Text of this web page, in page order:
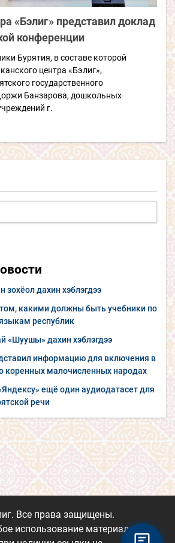
«Бэлиг» представил доклад
конференции
Бурятия, в составе которой
центра «Бэлиг»,
государственного
Банзарова, дошкольных
г.
зохёол дахин хэблэгдээ
какими должны быть учебники по
республик
«Шуушы» дахин хэблэгдээ
информацию для включения в
коренных малочисленных народах
ещё один аудиодатасет для
речи
Все права защищены.
использование материалов